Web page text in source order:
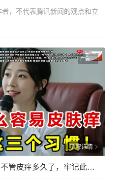
，不代表腾讯新闻的观点和立
广告
了解详情
凡是皮肤瘙痒1月以上，不管皮痒多久了，牢记此法，快！准！狠！